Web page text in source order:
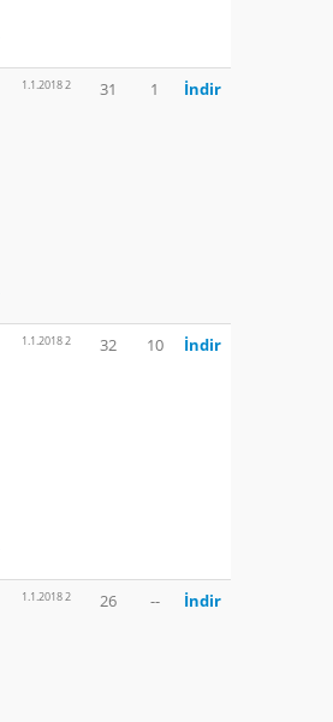
1.1.2018 2 31 1 İndir
1.1.2018 2 32 10 İndir
1.1.2018 2 26 -- İndir